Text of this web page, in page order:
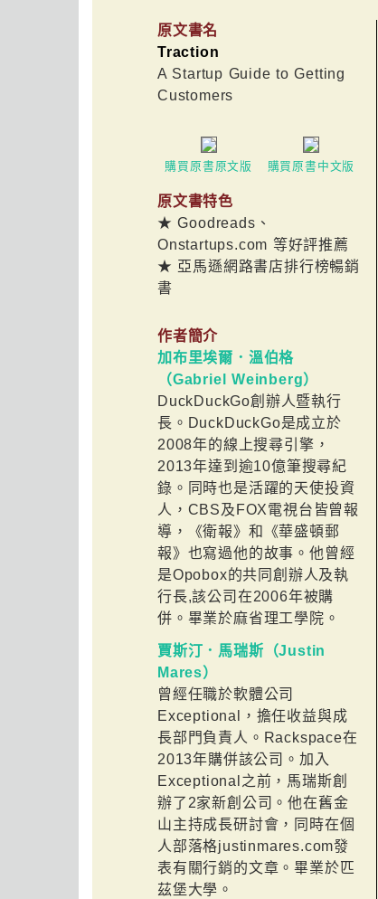
原文書名
Traction
A Startup Guide to Getting
Customers
購買原書原文版 購買原書中文版
原文書特色
★ Goodreads、
Onstartups.com 等好評推薦
★ 亞馬遜網路書店排行榜暢銷
書
作者簡介
加布里埃爾．溫伯格
（Gabriel Weinberg）
DuckDuckGo創辦人暨執行
長。DuckDuckGo是成立於
2008年的線上搜尋引擎，
2013年達到逾10億筆搜尋紀
錄。同時也是活躍的天使投資
人，CBS及FOX電視台皆曾報
導，《衛報》和《華盛頓郵
報》也寫過他的故事。他曾經
是Opobox的共同創辦人及執
行長,該公司在2006年被購
併。畢業於麻省理工學院。
賈斯汀．馬瑞斯（Justin
Mares）
曾經任職於軟體公司
Exceptional，擔任收益與成
長部門負責人。Rackspace在
2013年購併該公司。加入
Exceptional之前，馬瑞斯創
辦了2家新創公司。他在舊金
山主持成長研討會，同時在個
人部落格justinmares.com發
表有關行銷的文章。畢業於匹
茲堡大學。